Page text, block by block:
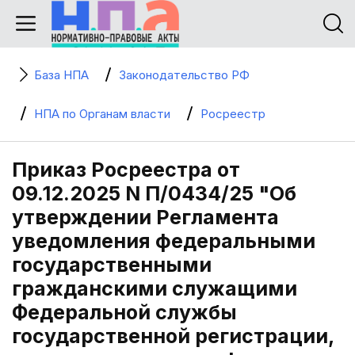
База НПА Законодательство РФ
НПА по Органам власти Росреестр
Приказ Росреестра от
09.12.2025 N П/0434/25 "Об
утверждении Регламента
уведомления федеральными
государственными
гражданскими служащими
Федеральной службы
государственной регистрации,